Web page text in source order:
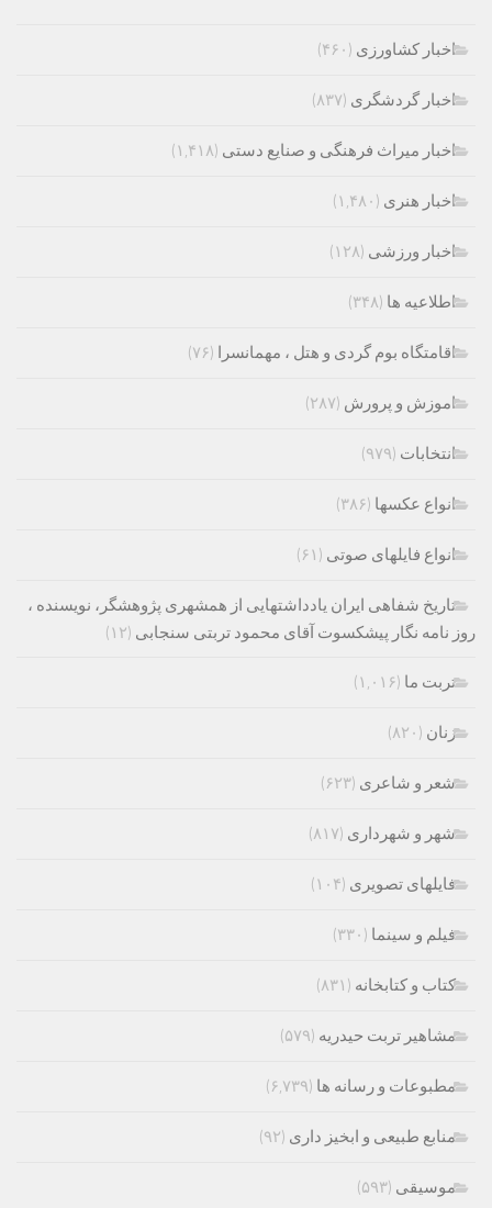
اخبار کشاورزی (۴۶۰)
اخبار گردشگری (۸۳۷)
اخبار میراث فرهنگی و صنایع دستی (۱,۴۱۸)
اخبار هنری (۱,۴۸۰)
اخبار ورزشی (۱۲۸)
اطلاعیه ها (۳۴۸)
اقامتگاه بوم گردی و هتل ، مهمانسرا (۷۶)
اموزش و پرورش (۲۸۷)
انتخابات (۹۷۹)
انواع عکسها (۳۸۶)
انواع فایلهای صوتی (۶۱)
تاریخ شفاهی ایران یادداشتهایی از همشهری پژوهشگر، نویسنده ،
روز نامه نگار پیشکسوت آقای محمود تربتی سنجابی (۱۲)
تربت ما (۱,۰۱۶)
زنان (۸۲۰)
شعر و شاعری (۶۲۳)
شهر و شهرداری (۸۱۷)
فایلهای تصویری (۱۰۴)
فیلم و سینما (۳۳۰)
کتاب و کتابخانه (۸۳۱)
مشاهیر تربت حیدریه (۵۷۹)
مطبوعات و رسانه ها (۶,۷۳۹)
منابع طبیعی و ابخیز داری (۹۲)
موسیقی (۵۹۳)